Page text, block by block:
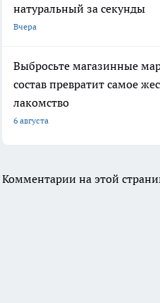
натуральный за секунды
Вчера
Выбросьте магазинные
состав превратит самое
лакомство
6 августа
Комментарии на этой